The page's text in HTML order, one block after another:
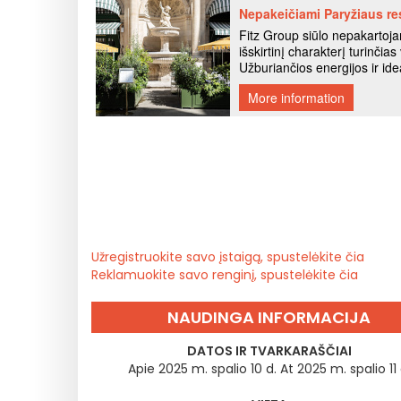
Užregistruokite savo įstaigą, spustelėkite čia
Reklamuokite savo renginį, spustelėkite čia
NAUDINGA INFORMACIJA
DATOS IR TVARKARAŠČIAI
Apie 2025 m. spalio 10 d. At 2025 m. spalio 11